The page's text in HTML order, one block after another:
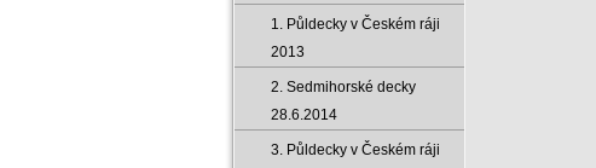
1. Půldecky v Českém ráji
2013
2. Sedmihorské decky
28.6.2014
3. Půldecky v Českém ráji